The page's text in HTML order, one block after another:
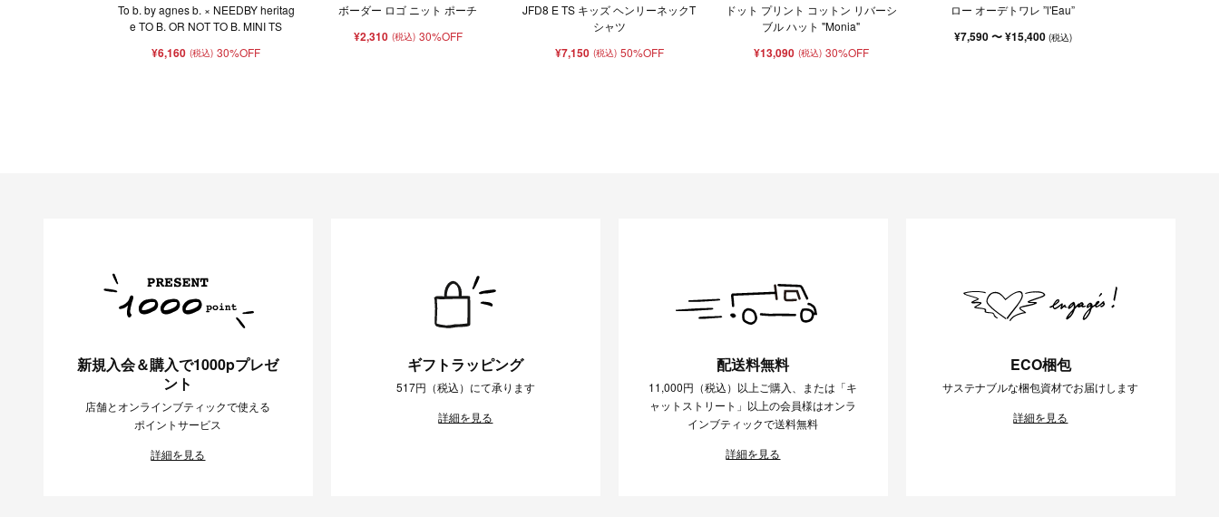
To b. by agnes b. × NEEDBY heritag
e TO B. OR NOT TO B. MINI TS
¥6,160 (税込) 30%OFF
ボーダー ロゴ ニット ポーチ
¥2,310 (税込) 30%OFF
JFD8 E TS キッズ ヘンリーネックT
シャツ
¥7,150 (税込) 50%OFF
ドット プリント コットン リバーシ
ブル ハット "Monia"
¥13,090 (税込) 30%OFF
ロー オーデトワレ ”l'Eau”
¥7,590 〜 ¥15,400 (税込)
新規入会＆購入で1000pプレゼ
ント
店舗とオンラインブティックで使える
ポイントサービス
詳細を見る
ギフトラッピング
517円（税込）にて承ります
詳細を見る
配送料無料
11,000円（税込）以上ご購入、または「キ
ャットストリート」以上の会員様はオンラ
インブティックで送料無料
詳細を見る
ECO梱包
サステナブルな梱包資材でお届けします
詳細を見る